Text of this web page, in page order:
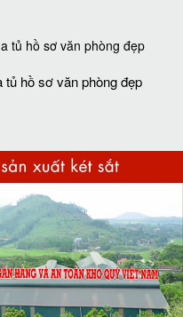
hồ sơ văn phòng đẹp